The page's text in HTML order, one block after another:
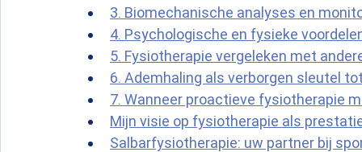
3. Biomechanische analyses en
4. Psychologische en fysieke
5. Fysiotherapie vergeleken met
6. Ademhaling als verborgen sleutel
7. Wanneer proactieve fysiotherapie
Mijn visie op fysiotherapie als
Salbarfysiotherapie: uw partner bij